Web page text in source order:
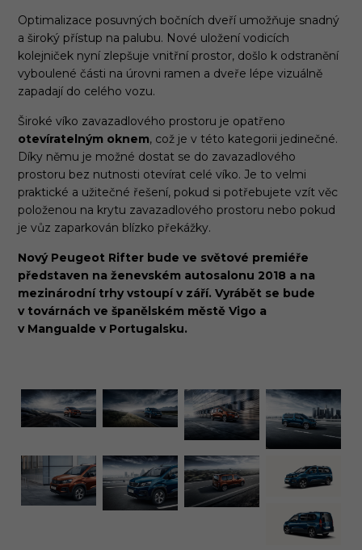
Optimalizace posuvných bočních dveří umožňuje snadný
a široký přístup na palubu. Nové uložení vodicích
kolejniček nyní zlepšuje vnitřní prostor, došlo k odstranění
vyboulené části na úrovni ramen a dveře lépe vizuálně
zapadají do celého vozu.
Široké víko zavazadlového prostoru je opatřeno
otevíratelným oknem, což je v této kategorii jedinečné.
Díky němu je možné dostat se do zavazadlového
prostoru bez nutnosti otevírat celé víko. Je to velmi
praktické a užitečné řešení, pokud si potřebujete vzít věc
položenou na krytu zavazadlového prostoru nebo pokud
je vůz zaparkován blízko překážky.
Nový Peugeot Rifter bude ve světové premiéře
představen na ženevském autosalonu 2018 a na
mezinárodní trhy vstoupí v září. Vyrábět se bude
v továrnách ve španělském městě Vigo a
v Mangualde v Portugalsku.